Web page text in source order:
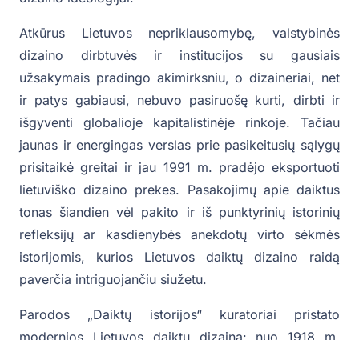
Atkūrus Lietuvos nepriklausomybę, valstybinės
dizaino dirbtuvės ir institucijos su gausiais
užsakymais pradingo akimirksniu, o dizaineriai, net
ir patys gabiausi, nebuvo pasiruošę kurti, dirbti ir
išgyventi globalioje kapitalistinėje rinkoje. Tačiau
jaunas ir energingas verslas prie pasikeitusių sąlygų
prisitaikė greitai ir jau 1991 m. pradėjo eksportuoti
lietuviško dizaino prekes. Pasakojimų apie daiktus
tonas šiandien vėl pakito ir iš punktyrinių istorinių
refleksijų ar kasdienybės anekdotų virto sėkmės
istorijomis, kurios Lietuvos daiktų dizaino raidą
paverčia intriguojančiu siužetu.
Parodos „Daiktų istorijos“ kuratoriai pristato
modernios Lietuvos daiktų dizainą: nuo 1918 m.